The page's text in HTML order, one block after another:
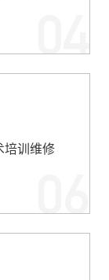
04
培训维修
06